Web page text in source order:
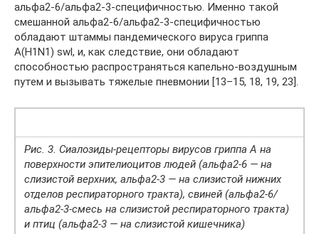
альфа2-6/альфа2-3-специфичностью. Именно такой
смешанной альфа2-6/альфа2-3-специфичностью
обладают штаммы пандемического вируса гриппа
А(H1N1) swl, и, как следствие, они обладают
способностью распространяться капельно-воздушным
путем и вызывать тяжелые пневмонии [13–15, 18, 19, 23].
Рис. 3. Сиалозиды-рецепторы вирусов гриппа А на
поверхности эпителиоцитов людей (альфа2-6 — на
слизистой верхних, альфа2-3 — на слизистой нижних
отделов респираторного тракта), свиней (альфа2-6/
альфа2-3-смесь на слизистой респираторного тракта)
и птиц (альфа2-3 — на слизистой кишечника)